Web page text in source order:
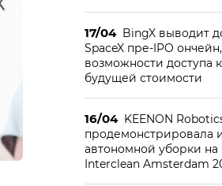
17/04 BingX выводит
SpaceX пре-IPO
возможности доступа
будущей стоимости
16/04 KEENON
продемонстрировала
автономной уборки на
Interclean Amsterdam